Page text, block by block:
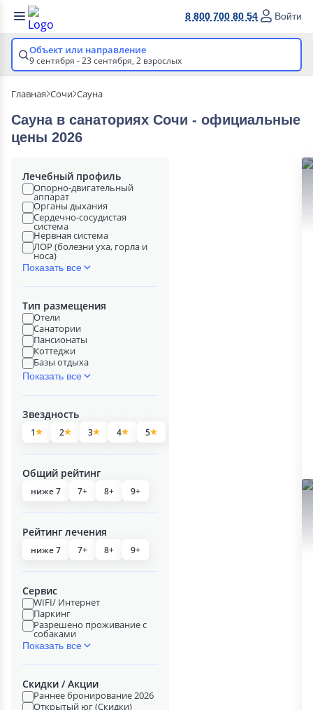
8 800 700 80 54 Войти
Объект или направление
9 сентября - 23 сентября, 2 взрослых
Главная Сочи Сауна
Сауна в cанаториях Сочи - официальные
цены 2026
Лечебный профиль
Опорно-двигательный
аппарат
Органы дыхания
Сердечно-сосудистая
система
Нервная система
ЛОР (болезни уха, горла и
носа)
Показать все
Тип размещения
Отели
Санатории
Пансионаты
Коттеджи
Базы отдыха
Показать все
Звездность
1 2 3 4 5
Общий рейтинг
ниже 7 7+ 8+ 9+
Рейтинг лечения
ниже 7 7+ 8+ 9+
Сервис
WIFI/ Интернет
Паркинг
Разрешено проживание с
собаками
Показать все
Скидки / Акции
Раннее бронирование 2026
Открытый юг (Скидки)